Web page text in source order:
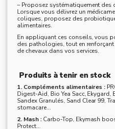
– Proposez systématiquement
Lorsque vous délivrez un
coliques, proposez des
alimentaires.
En appliquant ces conseils, vous
des pathologies, tout en
de chevaux dans vos services.
Produits à tenir en stock
1. Compléments alimentaires :
Digest-Aid, Bio Yea Sacc, Ekygard,
Sandex Granulés, Sand Clear 99,
stomacare…
2. Mash :Carbo-Top, Ekymash
Protect…